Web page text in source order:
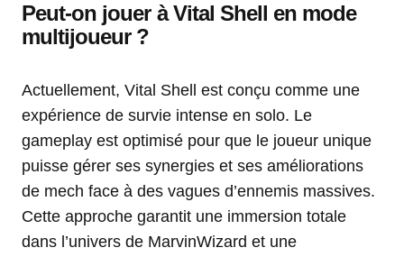
Peut-on jouer à Vital Shell en mode
multijoueur ?
Actuellement, Vital Shell est conçu comme une
expérience de survie intense en solo. Le
gameplay est optimisé pour que le joueur unique
puisse gérer ses synergies et ses améliorations
de mech face à des vagues d’ennemis massives.
Cette approche garantit une immersion totale
dans l’univers de MarvinWizard et une